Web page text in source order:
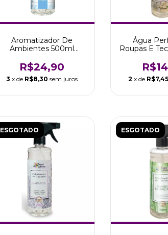
Aromatizador De
Ambientes 500ml
Aromas
R$24,90
3 x de R$8,30 sem juros
Água
Roupas E
2 x de R$7,45
ESGOTADO ESGOTADO